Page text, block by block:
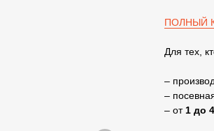
ПОЛНЫЙ
Для тех,
–
–
– от 1 до